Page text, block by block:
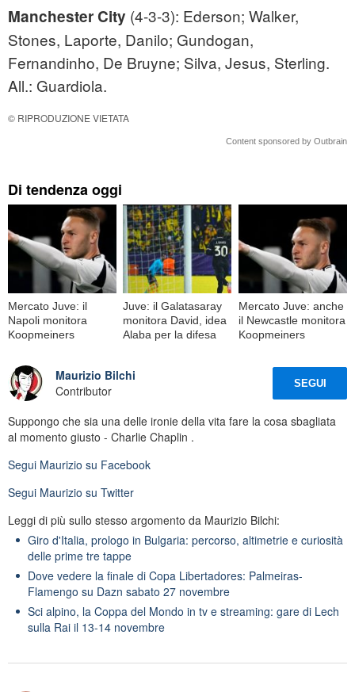
Manchester City (4-3-3): Ederson; Walker,
Stones, Laporte, Danilo; Gundogan,
Fernandinho, De Bruyne; Silva, Jesus, Sterling.
All.: Guardiola.
© RIPRODUZIONE VIETATA
Content sponsored by Outbrain
Di tendenza oggi
Mercato Juve: il
Napoli monitora
Koopmeiners
Juve: il Galatasaray
monitora David, idea
Alaba per la difesa
Mercato Juve: anche
il Newcastle monitora
Koopmeiners
Maurizio Bilchi
Contributor
SEGUI
Suppongo che sia una delle ironie della vita fare la cosa sbagliata
al momento giusto - Charlie Chaplin .
Segui Maurizio su Facebook
Segui Maurizio su Twitter
Leggi di più sullo stesso argomento da Maurizio Bilchi:
Giro d'Italia, prologo in Bulgaria: percorso, altimetrie e curiosità
delle prime tre tappe
Dove vedere la finale di Copa Libertadores: Palmeiras-
Flamengo su Dazn sabato 27 novembre
Sci alpino, la Coppa del Mondo in tv e streaming: gare di Lech
sulla Rai il 13-14 novembre